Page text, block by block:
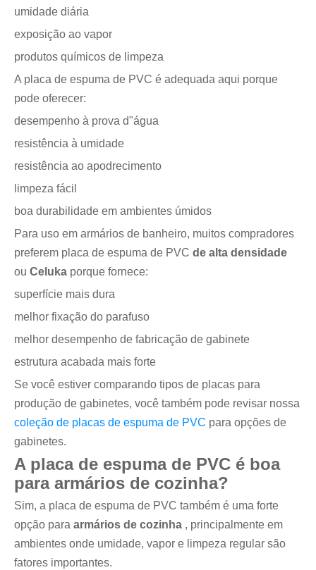
umidade diária
exposição ao vapor
produtos químicos de limpeza
A placa de espuma de PVC é adequada aqui porque
pode oferecer:
desempenho à prova d"água
resistência à umidade
resistência ao apodrecimento
limpeza fácil
boa durabilidade em ambientes úmidos
Para uso em armários de banheiro, muitos compradores
preferem placa de espuma de PVC de alta densidade
ou Celuka porque fornece:
superfície mais dura
melhor fixação do parafuso
melhor desempenho de fabricação de gabinete
estrutura acabada mais forte
Se você estiver comparando tipos de placas para
produção de gabinetes, você também pode revisar nossa
coleção de placas de espuma de PVC para opções de
gabinetes.
A placa de espuma de PVC é boa
para armários de cozinha?
Sim, a placa de espuma de PVC também é uma forte
opção para armários de cozinha , principalmente em
ambientes onde umidade, vapor e limpeza regular são
fatores importantes.